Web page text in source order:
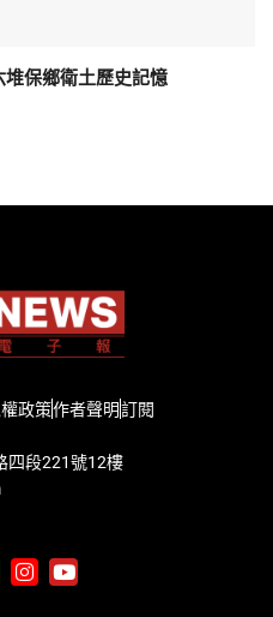
保鄉衛土歷史記憶
政策作者聲明訂閱
四段221號12樓